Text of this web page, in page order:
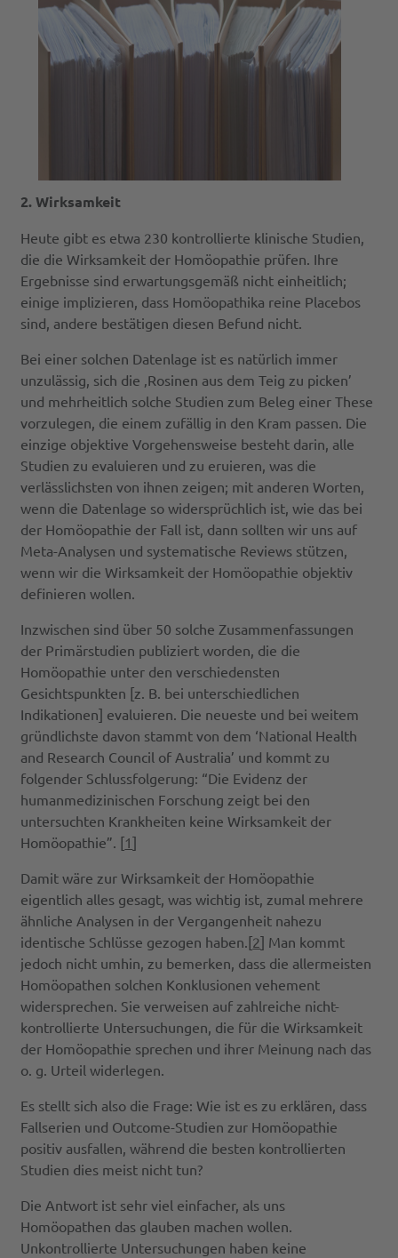
2. Wirksamkeit
Heute gibt es etwa 230 kontrollierte klinische Studien,
die die Wirksamkeit der Homöopathie prüfen. Ihre
Ergebnisse sind erwartungsgemäß nicht einheitlich;
einige implizieren, dass Homöopathika reine Placebos
sind, andere bestätigen diesen Befund nicht.
Bei einer solchen Datenlage ist es natürlich immer
unzulässig, sich die ‚Rosinen aus dem Teig zu picken’
und mehrheitlich solche Studien zum Beleg einer These
vorzulegen, die einem zufällig in den Kram passen. Die
einzige objektive Vorgehensweise besteht darin, alle
Studien zu evaluieren und zu eruieren, was die
verlässlichsten von ihnen zeigen; mit anderen Worten,
wenn die Datenlage so widersprüchlich ist, wie das bei
der Homöopathie der Fall ist, dann sollten wir uns auf
Meta-Analysen und systematische Reviews stützen,
wenn wir die Wirksamkeit der Homöopathie objektiv
definieren wollen.
Inzwischen sind über 50 solche Zusammenfassungen
der Primärstudien publiziert worden, die die
Homöopathie unter den verschiedensten
Gesichtspunkten [z. B. bei unterschiedlichen
Indikationen] evaluieren. Die neueste und bei weitem
gründlichste davon stammt von dem ‘National Health
and Research Council of Australia’ und kommt zu
folgender Schlussfolgerung: “Die Evidenz der
humanmedizinischen Forschung zeigt bei den
untersuchten Krankheiten keine Wirksamkeit der
Homöopathie”. [1]
Damit wäre zur Wirksamkeit der Homöopathie
eigentlich alles gesagt, was wichtig ist, zumal mehrere
ähnliche Analysen in der Vergangenheit nahezu
identische Schlüsse gezogen haben.[2] Man kommt
jedoch nicht umhin, zu bemerken, dass die allermeisten
Homöopathen solchen Konklusionen vehement
widersprechen. Sie verweisen auf zahlreiche nicht-
kontrollierte Untersuchungen, die für die Wirksamkeit
der Homöopathie sprechen und ihrer Meinung nach das
o. g. Urteil widerlegen.
Es stellt sich also die Frage: Wie ist es zu erklären, dass
Fallserien und Outcome-Studien zur Homöopathie
positiv ausfallen, während die besten kontrollierten
Studien dies meist nicht tun?
Die Antwort ist sehr viel einfacher, als uns
Homöopathen das glauben machen wollen.
Unkontrollierte Untersuchungen haben keine